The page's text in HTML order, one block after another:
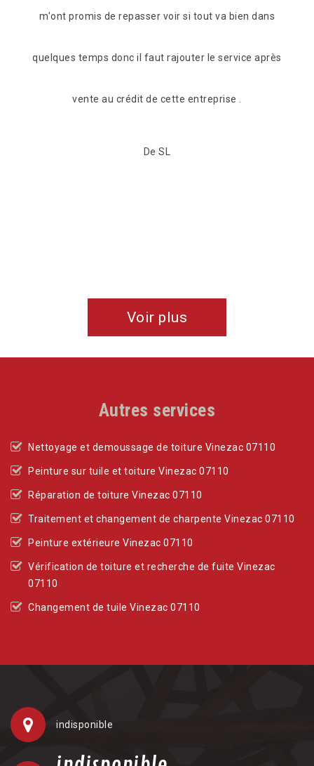
Voir plus
Autres services
Nettoyage et demoussage de toiture Vinezac 07110
Peinture sur tuile et toiture Vinezac 07110
Réparation de toiture Vinezac 07110
Traitement et changement de charpente Vinezac 07110
Peinture extérieure Vinezac 07110
Vérification de toiture et recherche de fuite Vinezac
07110
Changement de tuile Vinezac 07110
indisponible